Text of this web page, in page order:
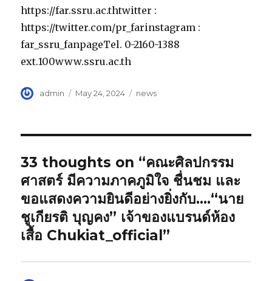
https://far.ssru.ac.thtwitter :
https://twitter.com/pr_farinstagram :
far_ssru_fanpageTel. 0-2160-1388
ext.100www.ssru.ac.th
Author
admin
Posted
May 24, 2024 Categories
news
33 thoughts on “คณะศิลปกรรม
ศาสตร์ มีความภาคภูมิใจ ชื่นชม และ
ขอแสดงความยินดีอย่างยิ่งกับ….“นาย
ชูเกียรติ บุญคง” เจ้าของแบรนด์ห้อง
เสื้อ Chukiat_official”